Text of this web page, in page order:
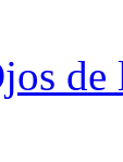
de